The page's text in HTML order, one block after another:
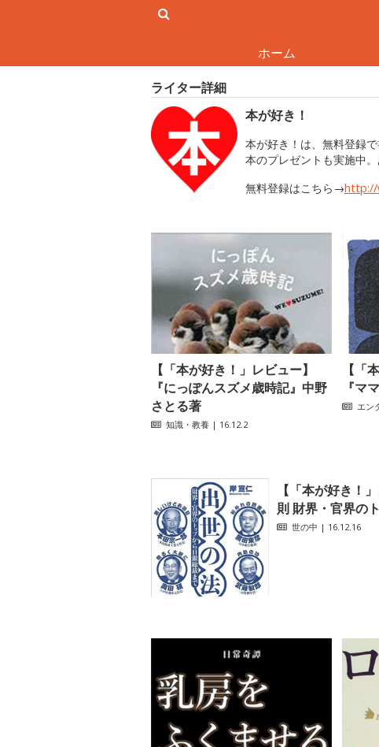
ホーム
ライター詳細
本が好き！
本が好き！は、無料登録
本のプレゼントも実施中
無料登録はこちら→http://
【「本が好き！」レビュー】
『にっぽんスズメ歳時記』中野
さとる著
知識・教養 | 16.12.2
【「
『マ
エン
【「本が好き！
則 財界・官界の
世の中 | 16.12.16